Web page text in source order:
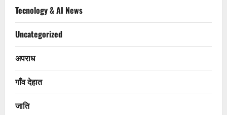
Tecnology & AI News
Uncategorized
अपराध
गाँव देहात
जाति